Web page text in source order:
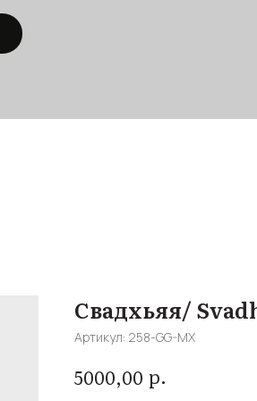
Свадхьяя/
Артикул: 258-GG-MX
5000,00 р.